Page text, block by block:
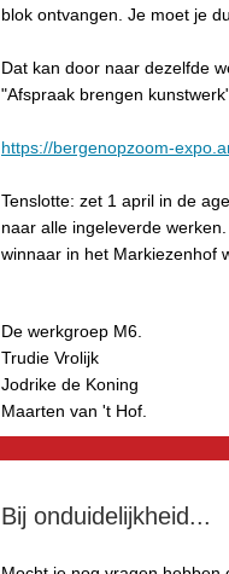
blok ontvangen. Je moet je
Dat kan door naar dezelfde
"Afspraak brengen
https://bergenopzoom-
Tenslotte: zet 1 april in de
naar alle ingeleverde
winnaar in het Markiezenhof
De werkgroep M6.
Trudie Vrolijk
Jodrike de Koning
Maarten van 't Hof.
Bij onduidelijkheid...